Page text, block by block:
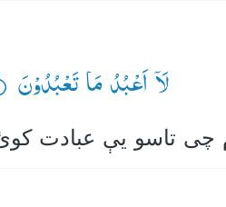
لَاۤ اَعْبُدُ مَا تَعْبُدُوْنَ ۟ۙ